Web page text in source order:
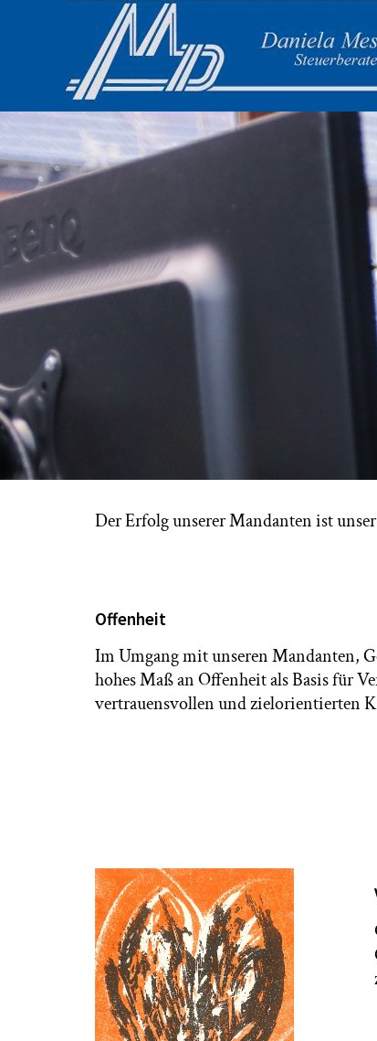
Der Erfolg unserer Mandanten ist
Offenheit
Im Umgang mit unseren Mandanten,
hohes Maß an Offenheit als Basis für
vertrauensvollen und zielorientierten